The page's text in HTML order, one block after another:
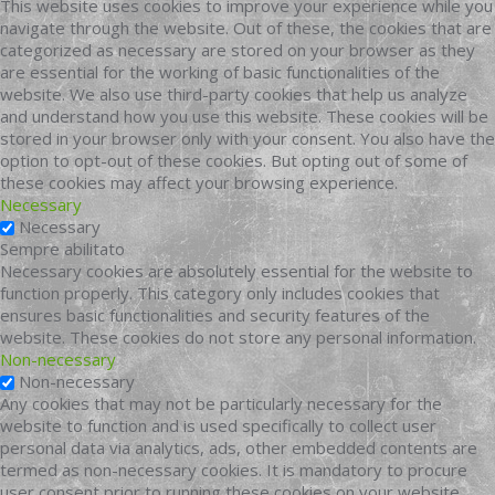
This website uses cookies to improve your experience while you
navigate through the website. Out of these, the cookies that are
categorized as necessary are stored on your browser as they
are essential for the working of basic functionalities of the
website. We also use third-party cookies that help us analyze
and understand how you use this website. These cookies will be
stored in your browser only with your consent. You also have the
option to opt-out of these cookies. But opting out of some of
these cookies may affect your browsing experience.
Necessary
Necessary
Sempre abilitato
Necessary cookies are absolutely essential for the website to
function properly. This category only includes cookies that
ensures basic functionalities and security features of the
website. These cookies do not store any personal information.
Non-necessary
Non-necessary
Any cookies that may not be particularly necessary for the
website to function and is used specifically to collect user
personal data via analytics, ads, other embedded contents are
termed as non-necessary cookies. It is mandatory to procure